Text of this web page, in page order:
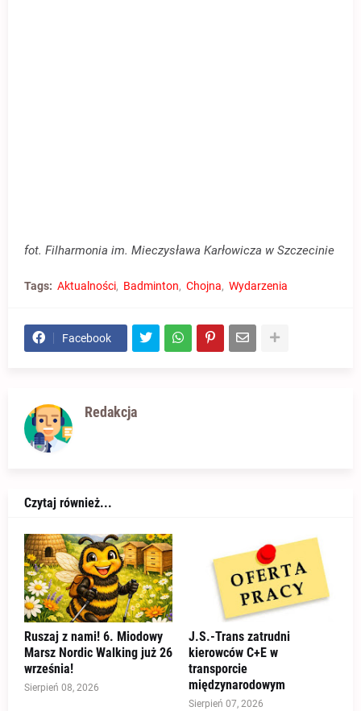
fot. Filharmonia im. Mieczysława Karłowicza w Szczecinie
Tags: Aktualności Badminton Chojna Wydarzenia
Facebook
Redakcja
Czytaj również...
Ruszaj z nami! 6. Miodowy
Marsz Nordic Walking już 26
września!
Sierpień 08, 2026
J.S.-Trans zatrudni
kierowców C+E w
transporcie
międzynarodowym
Sierpień 07, 2026